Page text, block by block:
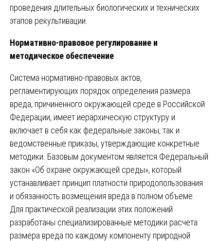
проведения длительных биологических и технических
этапов рекультивации.
Нормативно-правовое регулирование и
методическое обеспечение
Система нормативно-правовых актов,
регламентирующих порядок определения размера
вреда, причиненного окружающей среде в Российской
Федерации, имеет иерархическую структуру и
включает в себя как федеральные законы, так и
ведомственные приказы, утверждающие конкретные
методики. Базовым документом является Федеральный
закон «Об охране окружающей среды», который
устанавливает принцип платности природопользования
и обязанность возмещения вреда в полном объеме.
Для практической реализации этих положений
разработаны специализированные методики расчета
размера вреда по каждому компоненту природной